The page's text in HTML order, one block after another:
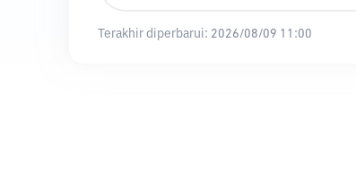
Terakhir diperbarui: 2026/08/09 11:00